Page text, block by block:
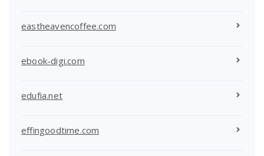
eastheavencoffee.com
ebook-digi.com
edufia.net
effingoodtime.com